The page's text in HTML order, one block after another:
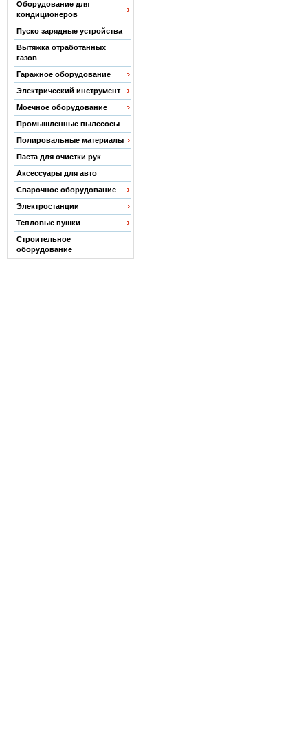
Оборудование для
кондиционеров
Пуско зарядные устройства
Вытяжка отработанных
газов
Гаражное оборудование
Электрический инструмент
Моечное оборудование
Промышленные пылесосы
Полировальные материалы
Паста для очистки рук
Аксессуары для авто
Сварочное оборудование
Электростанции
Тепловые пушки
Строительное
оборудование